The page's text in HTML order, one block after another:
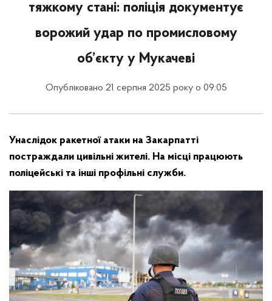
тяжкому стані: поліція документує
ворожий удар по промисловому
об’єкту у Мукачеві
Опубліковано 21 серпня 2025 року о 09:05
Унаслідок ракетної атаки на Закарпатті
постраждали цивільні жителі. На місці працюють
поліцейські та інші профільні служби.